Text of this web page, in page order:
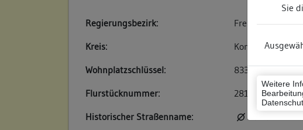
Sie
Weitere
Regierungsbezirk:
Freiburg
Kreis:
Konstanz
Wohnplatzschlüssel:
8335043012
Flurstücknummer:
281/1
Historischer Straßenname:
keiner